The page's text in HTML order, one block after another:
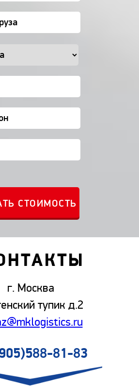
г. Москва
тупик д.2
81-83